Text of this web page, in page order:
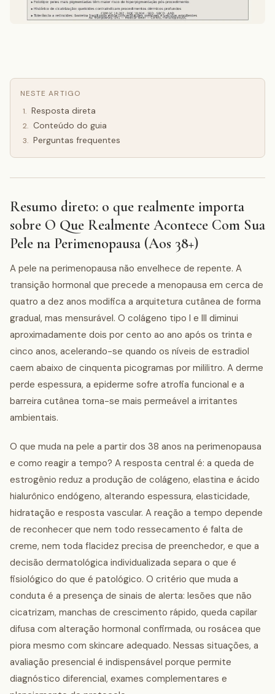
NESTE ARTIGO
1. Resposta direta
2. Conteúdo do guia
3. Perguntas frequentes
Resumo direto: o que realmente importa
sobre O Que Realmente Acontece Com Sua
Pele na Perimenopausa (Aos 38+)
A pele na perimenopausa não envelhece de repente. A
transição hormonal que precede a menopausa em cerca de
quatro a dez anos modifica a arquitetura cutânea de forma
gradual, mas mensurável. O colágeno tipo I e III diminui
aproximadamente dois por cento ao ano após os trinta e
cinco anos, acelerando-se quando os níveis de estradiol
caem abaixo de cinquenta picogramas por mililitro. A derme
perde espessura, a epiderme sofre atrofia funcional e a
barreira cutânea torna-se mais permeável a irritantes
ambientais.
O que muda na pele a partir dos 38 anos na perimenopausa
e como reagir a tempo? A resposta central é: a queda de
estrogênio reduz a produção de colágeno, elastina e ácido
hialurônico endógeno, alterando espessura, elasticidade,
hidratação e resposta vascular. A reação a tempo depende
de reconhecer que nem todo ressecamento é falta de
creme, nem toda flacidez precisa de preenchedor, e que a
decisão dermatológica individualizada separa o que é
fisiológico do que é patológico. O critério que muda a
conduta é a presença de sinais de alerta: lesões que não
cicatrizam, manchas de crescimento rápido, queda capilar
difusa com alteração hormonal confirmada, ou rosácea que
piora mesmo com skincare adequado. Nessas situações, a
avaliação presencial é indispensável porque permite
diagnóstico diferencial, exames complementares e